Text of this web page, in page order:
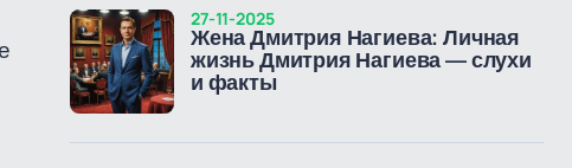
Жена Дмитрия Нагиева: Личная
жизнь Дмитрия Нагиева — слухи
и факты
27-11-2025